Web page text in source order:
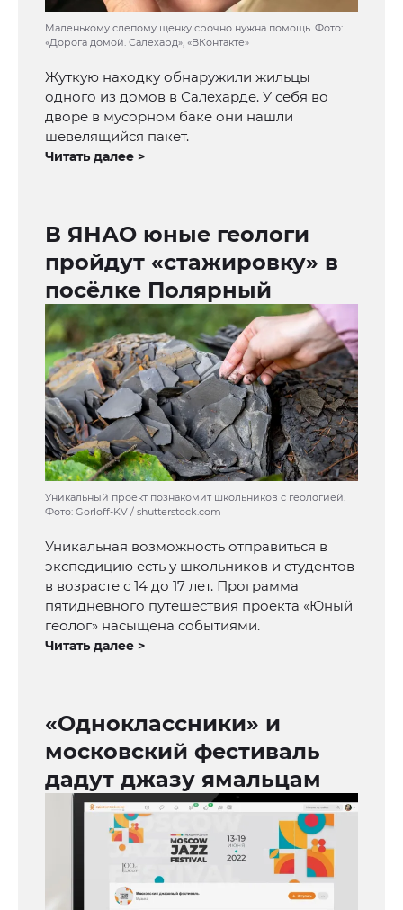
Маленькому слепому щенку срочно нужна помощь. Фото:
«Дорога домой. Салехард», «ВКонтакте»
Жуткую находку обнаружили жильцы
одного из домов в Салехарде. У себя во
дворе в мусорном баке они нашли
шевелящийся пакет.
Читать далее >
В ЯНАО юные геологи
пройдут «стажировку» в
посёлке Полярный
Уникальный проект познакомит школьников с геологией.
Фото: Gorloff-KV / shutterstock.com
Уникальная возможность отправиться в
экспедицию есть у школьников и студентов
в возрасте с 14 до 17 лет. Программа
пятидневного путешествия проекта «Юный
геолог» насыщена событиями.
Читать далее >
«Одноклассники» и
московский фестиваль
дадут джазу ямальцам